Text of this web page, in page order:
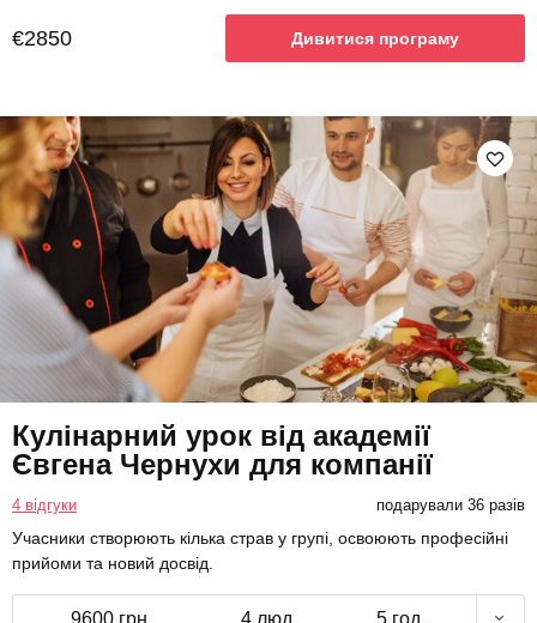
€2850 Дивитися програму
Кулінарний урок від академії
Євгена Чернухи для компанії
4 відгуки подарували 36 разів
Учасники створюють кілька страв у групі, освоюють професійні
прийоми та новий досвід.
9600 грн 4 люд. 5 год.